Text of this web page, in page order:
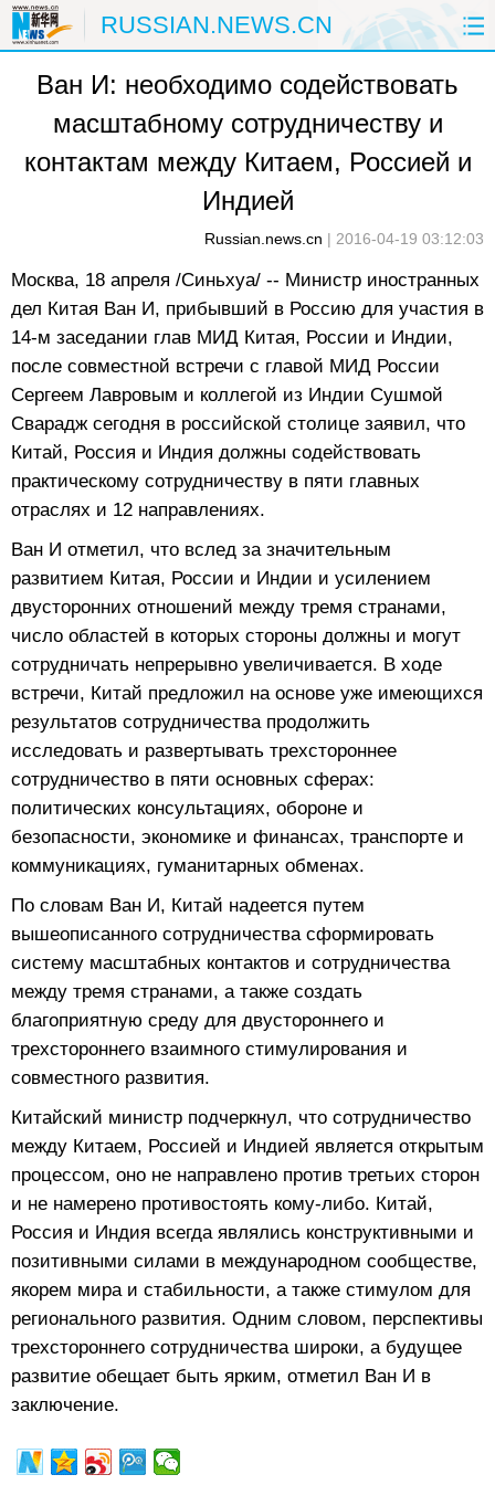
RUSSIAN.NEWS.CN
ГЛАВНАЯ КИТАЙ РФ И СНГ
В МИРЕ ЭКОНОМИКА ОБЩЕСТВО
ПРИРОДА
ЗДОРОВЬЕ ФОТОЛЕНТЫ
СПЕЦТЕМЫ
Ван И: необходимо содействовать
масштабному сотрудничеству и
контактам между Китаем, Россией и
Индией
Russian.news.cn | 2016-04-19 03:12:03
Москва, 18 апреля /Синьхуа/ -- Министр иностранных
дел Китая Ван И, прибывший в Россию для участия в
14-м заседании глав МИД Китая, России и Индии,
после совместной встречи с главой МИД России
Сергеем Лавровым и коллегой из Индии Сушмой
Сварадж сегодня в российской столице заявил, что
Китай, Россия и Индия должны содействовать
практическому сотрудничеству в пяти главных
отраслях и 12 направлениях.
Ван И отметил, что вслед за значительным
развитием Китая, России и Индии и усилением
двусторонних отношений между тремя странами,
число областей в которых стороны должны и могут
сотрудничать непрерывно увеличивается. В ходе
встречи, Китай предложил на основе уже имеющихся
результатов сотрудничества продолжить
исследовать и развертывать трехстороннее
сотрудничество в пяти основных сферах:
политических консультациях, обороне и
безопасности, экономике и финансах, транспорте и
коммуникациях, гуманитарных обменах.
По словам Ван И, Китай надеется путем
вышеописанного сотрудничества сформировать
систему масштабных контактов и сотрудничества
между тремя странами, а также создать
благоприятную среду для двустороннего и
трехстороннего взаимного стимулирования и
совместного развития.
Китайский министр подчеркнул, что сотрудничество
между Китаем, Россией и Индией является открытым
процессом, оно не направлено против третьих сторон
и не намерено противостоять кому-либо. Китай,
Россия и Индия всегда являлись конструктивными и
позитивными силами в международном сообществе,
якорем мира и стабильности, а также стимулом для
регионального развития. Одним словом, перспективы
трехстороннего сотрудничества широки, а будущее
развитие обещает быть ярким, отметил Ван И в
заключение.